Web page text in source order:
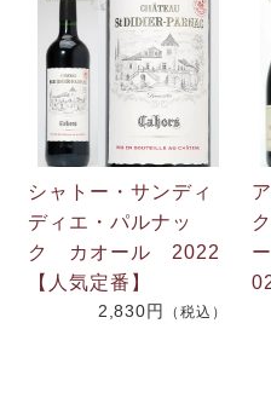
シャトー・サンディ
ディエ・パルナッ
ク カオール 2022
【人気定番】
2,830円 （税込）